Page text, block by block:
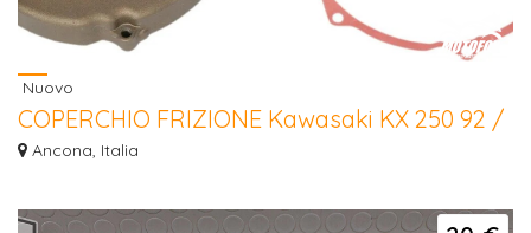
Nuovo
COPERCHIO FRIZIONE Kawasaki KX 250 92 /
02Ancona, Italia